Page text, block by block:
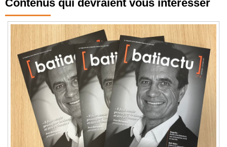
Contenus qui devraient vous intéresser